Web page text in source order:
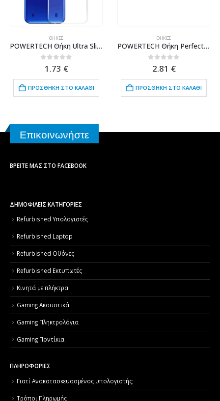
ΘΉΚΕΣ
POWERTECH Θήκη Ultra Slim για SAMSUNG Galaxy M10, διάφανη
out of 5
1.73 €
ΠΡΟΣΘΉΚΗ ΣΤΟ ΚΑΛΆΘΙ
ΘΉΚΕΣ
POWERTECH Θήκη Perfect Clear 1mm MOB-1344 για Samsung S10 5G, διάφανη
out of 5
2.81 €
ΠΡΟΣΘΉΚΗ ΣΤΟ ΚΑΛΆΘΙ
Επικοινωνήστε
ΒΡΕΊΤΕ ΜΑΣ ΣΤΟ FACEBOOK
ΔΗΜΟΦΙΛΕΙΣ ΚΑΤΗΓΟΡΙΕΣ
Refurbished Υπολογιστές
Refurbished Laptop
Refurbished Οθόνες
Refurbished Εκτυπωτές
Κινητά με πλήκτρα
Gaming Ακουστικά
Gaming Πληκτρολόγια
Gaming Ποντίκια
ΠΛΗΡΟΦΟΡΙΕΣ
Γιατί Aνακατασκευασμένος υπολογιστής;
Τρόποι Πληρωμής